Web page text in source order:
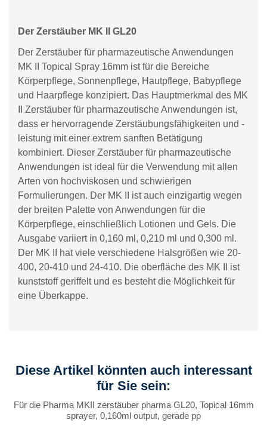
Der Zerstäuber MK II GL20
Der Zerstäuber für pharmazeutische Anwendungen
MK II Topical Spray 16mm ist für die Bereiche
Körperpflege, Sonnenpflege, Hautpflege, Babypflege
und Haarpflege konzipiert. Das Hauptmerkmal des MK
II Zerstäuber für pharmazeutische Anwendungen ist,
dass er hervorragende Zerstäubungsfähigkeiten und -
leistung mit einer extrem sanften Betätigung
kombiniert. Dieser Zerstäuber für pharmazeutische
Anwendungen ist ideal für die Verwendung mit allen
Arten von hochviskosen und schwierigen
Formulierungen. Der MK II ist auch einzigartig wegen
der breiten Palette von Anwendungen für die
Körperpflege, einschließlich Lotionen und Gels. Die
Ausgabe variiert in 0,160 ml, 0,210 ml und 0,300 ml.
Der MK II hat viele verschiedene Halsgrößen wie 20-
400, 20-410 und 24-410. Die oberfläche des MK II ist
kunststoff geriffelt und es besteht die Möglichkeit für
eine Überkappe.
Diese Artikel könnten auch interessant
für Sie sein:
Für die Pharma MKII zerstäuber pharma GL20, Topical 16mm
sprayer, 0,160ml output, gerade pp